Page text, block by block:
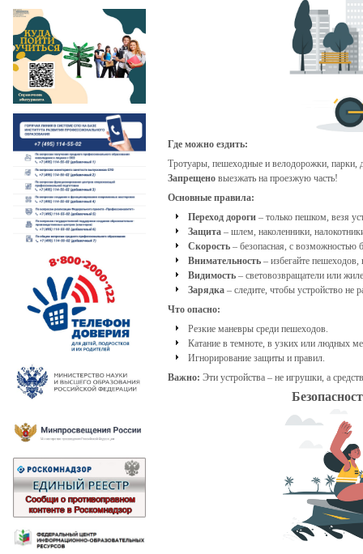
Где можно ездить:
Тротуары, пешеходные и велодорожки, парки,
Запрещено выезжать на проезжую часть!
Основные правила:
Переход дороги – только пешком, везя
Защита – шлем, наколенники,
Скорость – безопасная, с возможностью
Внимательность – избегайте пешеходов,
Видимость – световозвращатели или
Зарядка – следите, чтобы устройство не
Что опасно:
Резкие маневры среди пешеходов.
Катание в темноте, в узких или людных
Игнорирование защиты и правил.
Важно: Эти устройства – не игрушки, а